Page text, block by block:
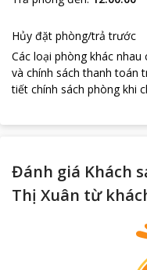
Hủy đặt phòng/trả trước
Các loại phòng khác
và chính sách thanh toán
tiết chính sách phòng khi
Đánh giá Khách
Thị Xuân từ